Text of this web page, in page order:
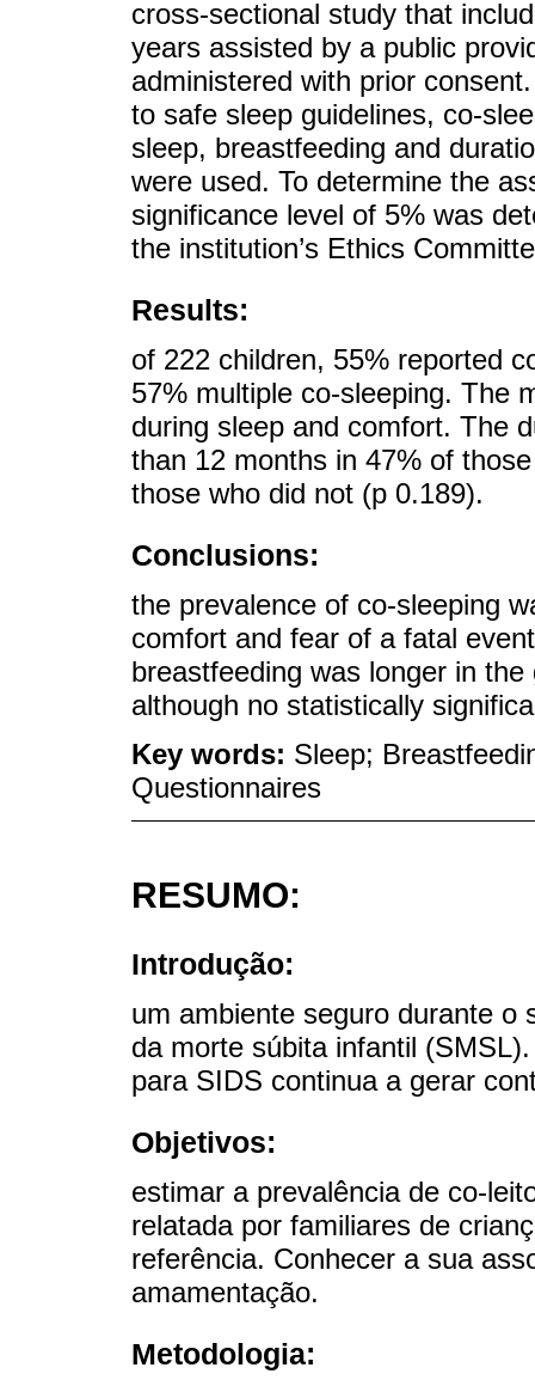
cross-sectional study that
years assisted by a public
administered with prior
to safe sleep guidelines, co-
sleep, breastfeeding and
were used. To determine the
significance level of 5% was
the institution’s Ethics
Results:
of 222 children, 55% reported
57% multiple co-sleeping. The
during sleep and comfort. The
than 12 months in 47% of
those who did not (p 0.189).
Conclusions:
the prevalence of co-sleeping
comfort and fear of a fatal
breastfeeding was longer in
although no statistically
Key words: Sleep;
Questionnaires
RESUMO:
Introdução:
um ambiente seguro durante o
da morte súbita infantil
para SIDS continua a gerar
Objetivos:
estimar a prevalência de co-
relatada por familiares de
referência. Conhecer a sua
amamentação.
Metodologia: